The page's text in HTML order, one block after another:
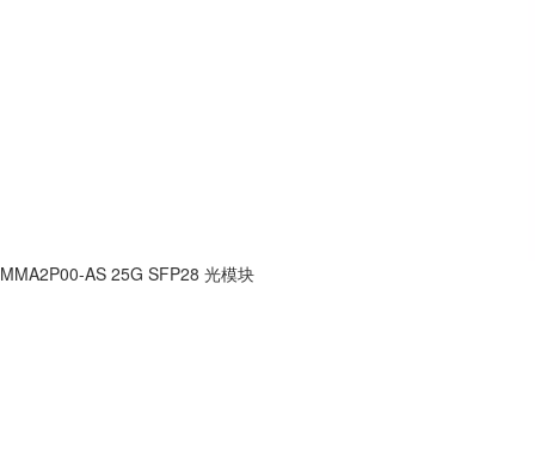
MMA2P00-AS 25G SFP28 光模块